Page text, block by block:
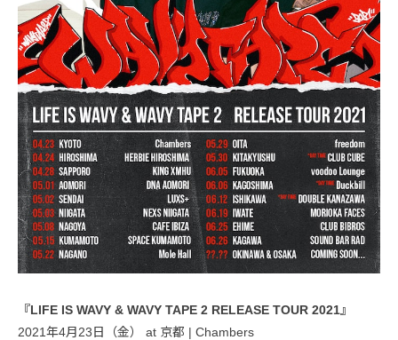
『LIFE IS WAVY & WAVY TAPE 2 RELEASE TOUR 2021』
2021年4月23日（金） at 京都 | Chambers